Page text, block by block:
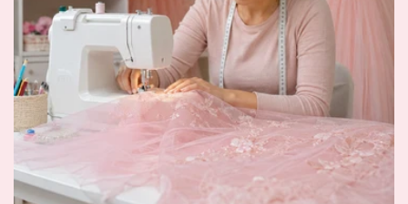
CetteRobe Anna pour fillette de 2 à 8 ans est idéale
pour les beaux jours en toute occasion.
Notre conseil taille
Ce modèle taille normal, sélectionnez votre taille
Guide des Tailles
Et si votre prochain coup de cœur se trouvait juste ici